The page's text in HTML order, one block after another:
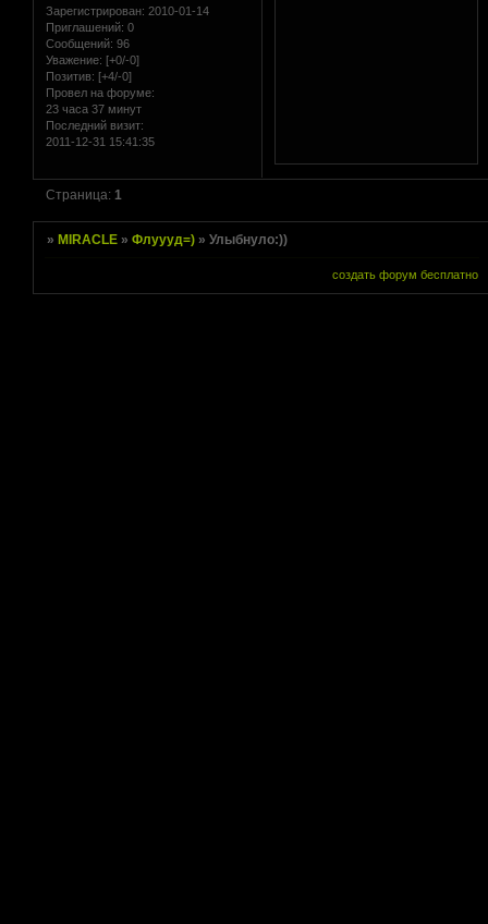
Зарегистрирован: 2010-01-14
Приглашений: 0
Сообщений: 96
Уважение: [+0/-0]
Позитив: [+4/-0]
Провел на форуме:
23 часа 37 минут
Последний визит:
2011-12-31 15:41:35
Страница: 1
» MIRACLE »Флуууд=) »Улыбнуло:))
создать форум бесплатно